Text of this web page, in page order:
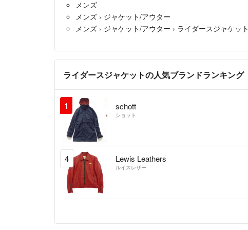
メンズ
メンズ › ジャケット/アウター
メンズ › ジャケット/アウター › ライダースジャケット
ライダースジャケットの人気ブランドランキング
1 schott
ショット
4 Lewis Leathers
ルイスレザー